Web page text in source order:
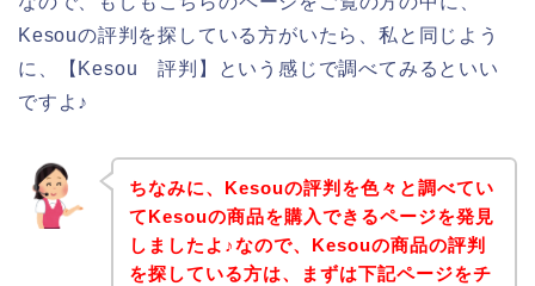
Kesouの評判を探している方がいたら、私と同じよう
に、【Kesou 評判】という感じで調べてみるといい
ですよ♪
ちなみに、Kesouの評判を色々と調べてい
てKesouの商品を購入できるページを発見
しましたよ♪なので、Kesouの商品の評判
を探している方は、まずは下記ページをチ